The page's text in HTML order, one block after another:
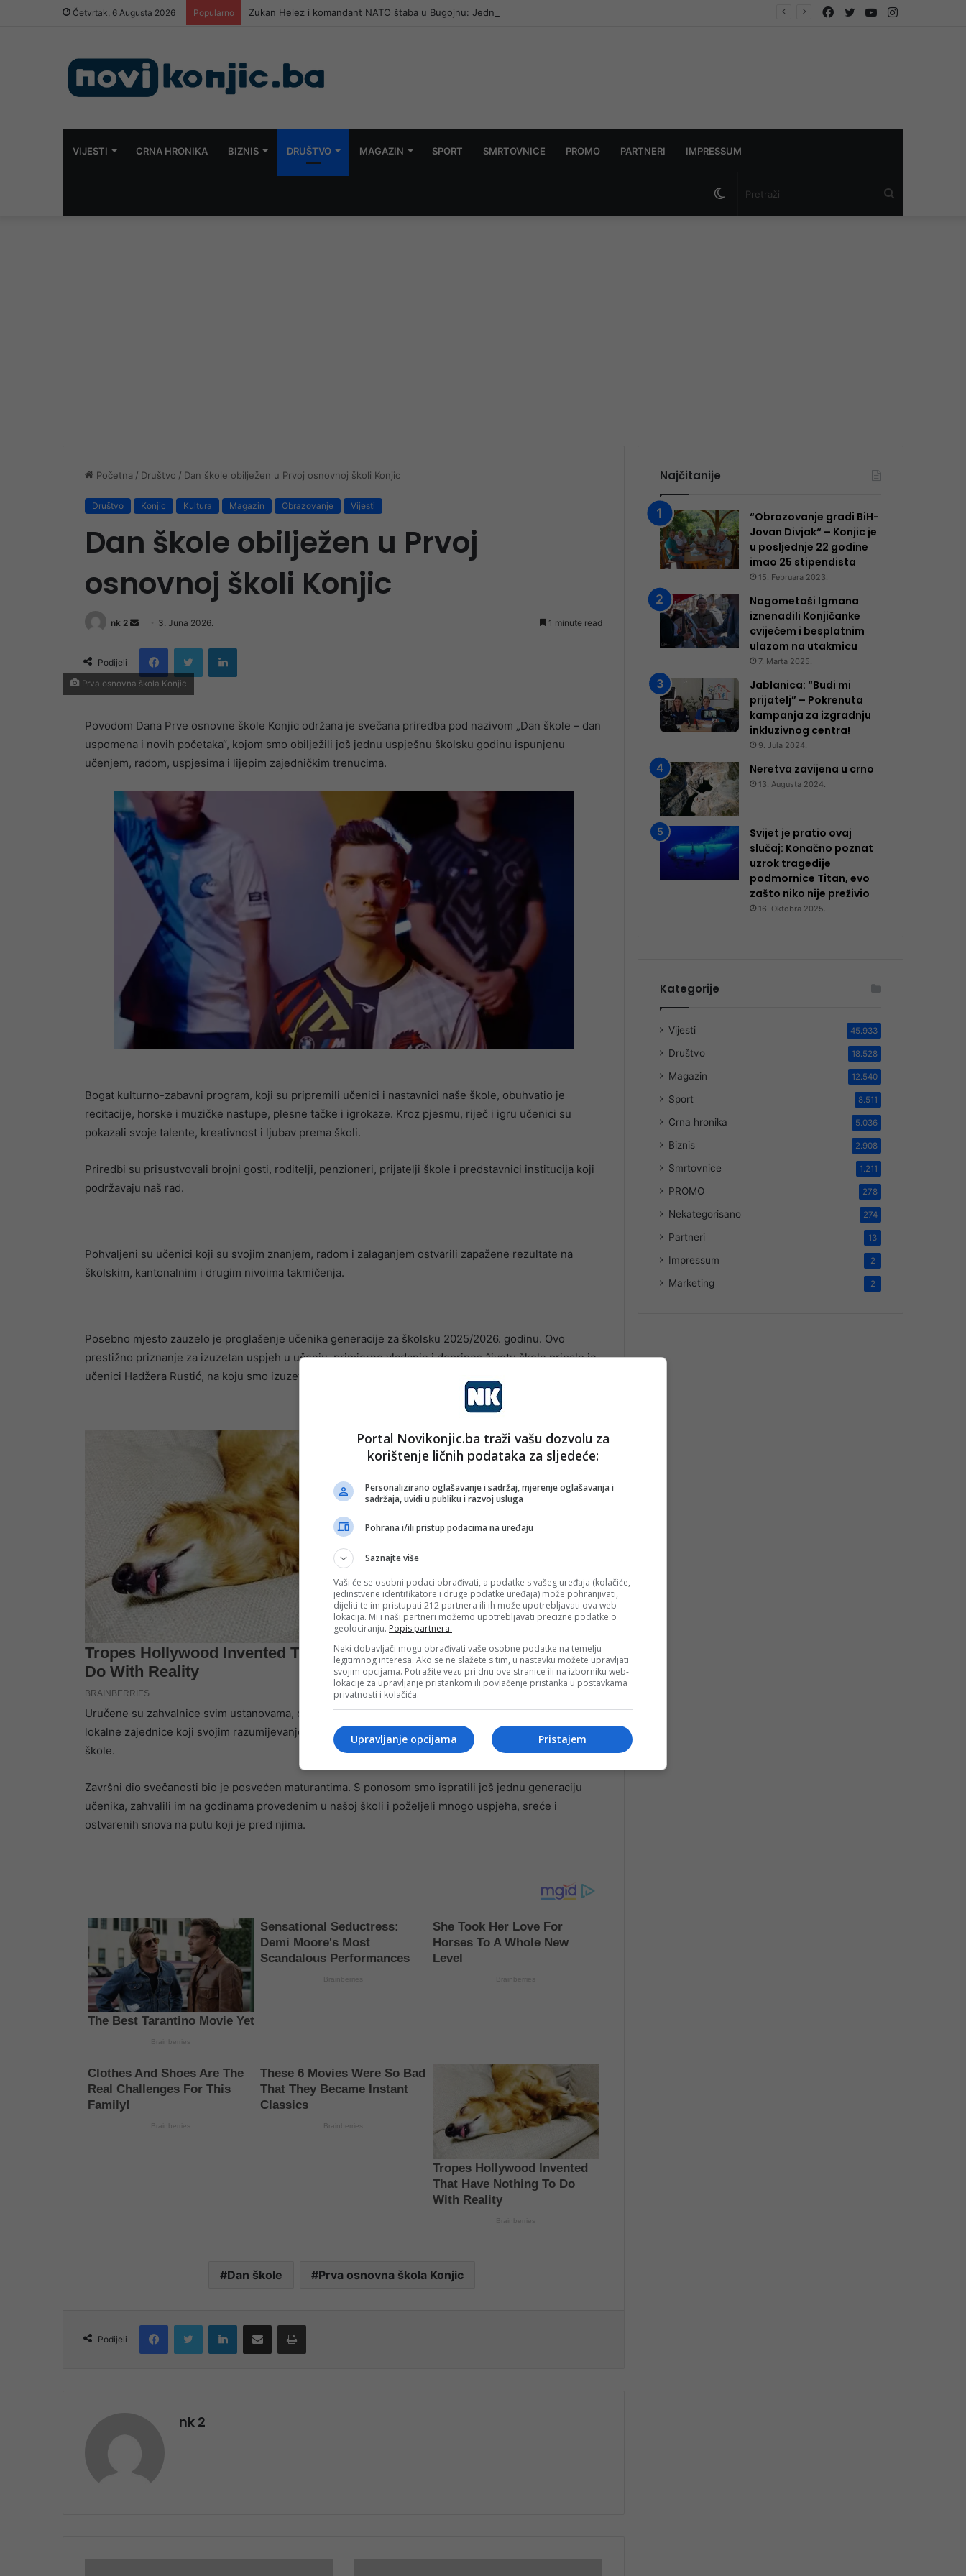
Četvrtak, 6 Augusta 2026 Popularno Zukan Helez i komandant NATO štaba u Bugojnu: Jedna od tema i Titova vila Gorica Instagram
YouTube
Twitter
Facebook
VIJESTI CRNA HRONIKA BIZNIS DRUŠTVO MAGAZIN SPORT SMRTOVNICE PROMO PARTNERI IMPRESSUM
Switch
Početna / Društvo / Dan škole obilježen u Prvoj osnovnoj školi Konjic
Društvo Konjic Kultura Magazin Obrazovanje Vijesti
Dan škole obilježen u Prvoj
osnovnoj školi Konjic
nk 2
Send
email
3. Juna 2026. 1 minute read
Podijeli
FacebookTwitter LinkedIn
Prva osnovna škola Konjic
Povodom Dana Prve osnovne škole Konjic održana je svečana priredba pod nazivom „Dan škole – dan
uspomena i novih početaka“, kojom smo obilježili još jednu uspješnu školsku godinu ispunjenu
učenjem, radom, uspjesima i lijepim zajedničkim trenucima.
Bogat kulturno-zabavni program, koji su pripremili učenici i nastavnici naše škole, obuhvatio je
recitacije, horske i muzičke nastupe, plesne tačke i igrokaze. Kroz pjesmu, riječ i igru učenici su
pokazali svoje talente, kreativnost i ljubav prema školi.
Priredbi su prisustvovali brojni gosti, roditelji, penzioneri, prijatelji škole i predstavnici institucija koji
podržavaju naš rad.
Pohvaljeni su učenici koji su svojim znanjem, radom i zalaganjem ostvarili zapažene rezultate na
školskim, kantonalnim i drugim nivoima takmičenja.
Posebno mjesto zauzelo je proglašenje učenika generacije za školsku 2025/2026. godinu. Ovo
prestižno priznanje za izuzetan uspjeh u učenju, primjerno vladanje i doprinos životu škole pripalo je
učenici Hadžera Rustić, na koju smo izuzetno ponosni.
Uručene su zahvalnice svim ustanovama, organizacijama, privrednim subjektima i pojedincima iz naše
lokalne zajednice koji svojim razumijevanjem, podrškom i saradnjom doprinose uspješnom radu naše
škole.
Završni dio svečanosti bio je posvećen maturantima. S ponosom smo ispratili još jednu generaciju
učenika, zahvalili im na godinama provedenim u našoj školi i poželjeli mnogo uspjeha, sreće i
ostvarenih snova na putu koji je pred njima.
Dan škole Prva osnovna škola Konjic
Podijeli
FacebookTwitter LinkedInShare via Email Print
nk 2
Najčitanije
“Obrazovanje gradi BiH-
Jovan Divjak“ – Konjic je
u posljednje 22 godine
imao 25 ​​stipendista
15. Februara 2023.
Nogometaši Igmana
iznenadili Konjičanke
cvijećem i besplatnim
ulazom na utakmicu
7. Marta 2025.
Jablanica: “Budi mi
prijatelj” – Pokrenuta
kampanja za izgradnju
inkluzivnog centra!
9. Jula 2024.
Neretva zavijena u crno
13. Augusta 2024.
Svijet je pratio ovaj
slučaj: Konačno poznat
uzrok tragedije
podmornice Titan, evo
zašto niko nije preživio
16. Oktobra 2025.
Kategorije
Vijesti 45.933
Društvo 18.528
Magazin 12.540
Sport 8.511
Crna hronika 5.036
Biznis 2.908
Smrtovnice 1.211
PROMO 278
Nekategorisano 274
Partneri 13
Impressum 2
Marketing 2
Portal Novikonjic.ba traži vašu dozvolu za
korištenje ličnih podataka za sljedeće:
Personalizirano oglašavanje i sadržaj, mjerenje oglašavanja i
sadržaja, uvidi u publiku i razvoj usluga
Pohrana i/ili pristup podacima na uređaju
Saznajte više
Vaši će se osobni podaci obrađivati, a podatke s vašeg uređaja (kolačiće,
jedinstvene identifikatore i druge podatke uređaja) može pohranjivati,
dijeliti te im pristupati 212 partnera ili ih može upotrebljavati ova web-
lokacija. Mi i naši partneri možemo upotrebljavati precizne podatke o
geolociranju. Popis partnera.
Neki dobavljači mogu obrađivati vaše osobne podatke na temelju
legitimnog interesa. Ako se ne slažete s tim, u nastavku možete upravljati
svojim opcijama. Potražite vezu pri dnu ove stranice ili na izborniku web-
lokacije za upravljanje pristankom ili povlačenje pristanka u postavkama
privatnosti i kolačića.
Pristajem
Upravljanje opcijama